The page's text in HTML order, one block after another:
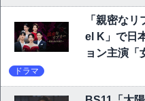
「親密な
el K」で日
ョン主演「
ドラマ